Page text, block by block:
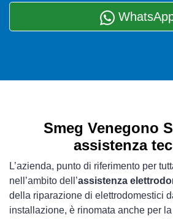
Smeg Venegono
assistenza
L’azienda, punto di riferimento per
nell’ambito dell’assistenza
della riparazione di elettrodomestici
installazione, è rinomata anche per